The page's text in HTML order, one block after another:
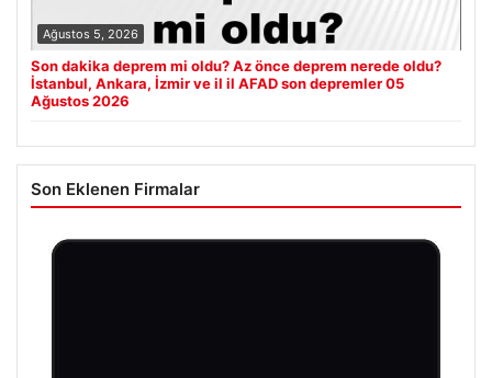
Ağustos 5, 2026
Son dakika deprem mi oldu? Az önce deprem nerede oldu?
İstanbul, Ankara, İzmir ve il il AFAD son depremler 05
Ağustos 2026
Son Eklenen Firmalar